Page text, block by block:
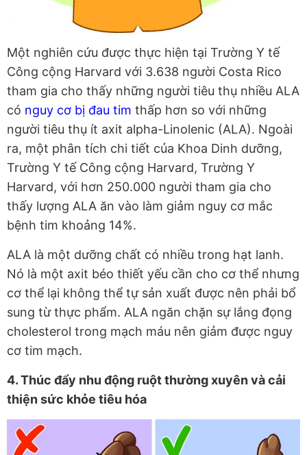
Một nghiên cứu được thực hiện tại Trường Y tế
Công cộng Harvard với 3.638 người Costa Rico
tham gia cho thấy những người tiêu thụ nhiều ALA
có nguy cơ bị đau tim thấp hơn so với những
người tiêu thụ ít axit alpha-Linolenic (ALA). Ngoài
ra, một phân tích chi tiết của Khoa Dinh dưỡng,
Trường Y tế Công cộng Harvard, Trường Y
Harvard, với hơn 250.000 người tham gia cho
thấy lượng ALA ăn vào làm giảm nguy cơ mắc
bệnh tim khoảng 14%.
ALA là một dưỡng chất có nhiều trong hạt lanh.
Nó là một axit béo thiết yếu cần cho cơ thể nhưng
cơ thể lại không thể tự sản xuất được nên phải bổ
sung từ thực phẩm. ALA ngăn chặn sự lắng đọng
cholesterol trong mạch máu nên giảm được nguy
cơ tim mạch.
4. Thúc đẩy nhu động ruột thường xuyên và cải
thiện sức khỏe tiêu hóa